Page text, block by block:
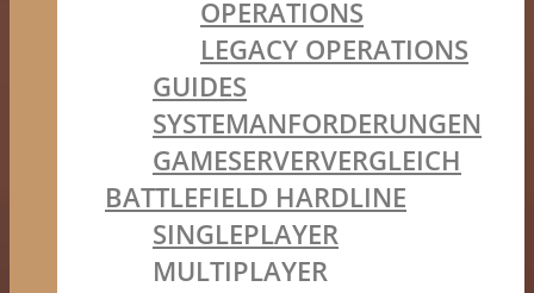
OPERATIONS
LEGACY OPERATIONS
GUIDES
SYSTEMANFORDERUNGEN
GAMESERVERVERGLEICH
BATTLEFIELD HARDLINE
SINGLEPLAYER
MULTIPLAYER